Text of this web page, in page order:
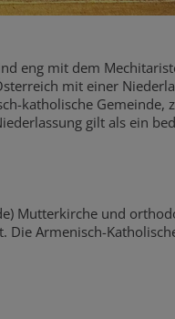
eng mit dem
mit einer
katholische
gilt als ein
Mutterkirche und
Armenisch-